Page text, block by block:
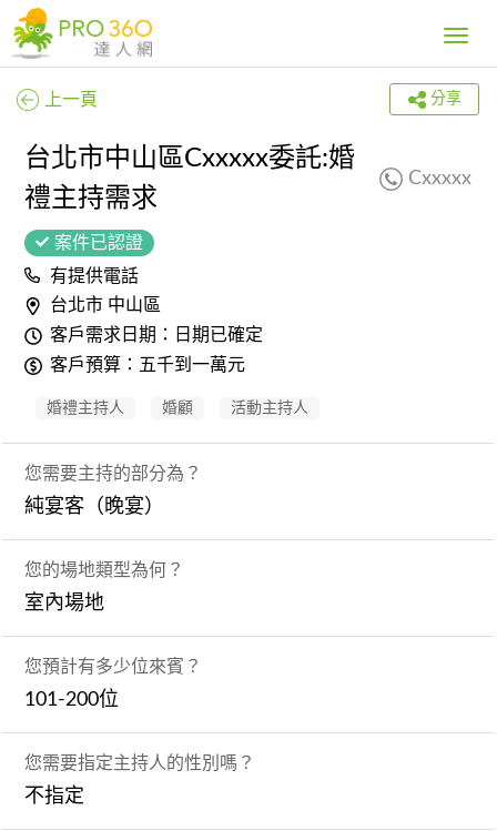
Toggle
上一頁 分享
台北市中山區Cxxxxx委託:婚
禮主持需求
Cxxxxx
案件已認證
有提供電話
台北市 中山區
客戶需求日期：日期已確定
客戶預算：五千到一萬元
婚禮主持人 婚顧 活動主持人
您需要主持的部分為？
純宴客（晚宴）
您的場地類型為何？
室內場地
您預計有多少位來賓？
101-200位
您需要指定主持人的性別嗎？
不指定